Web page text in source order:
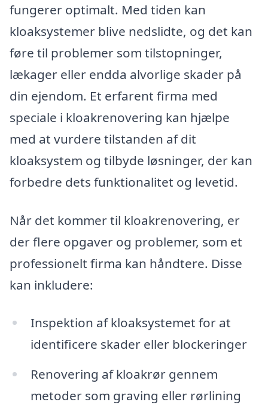
fungerer optimalt. Med tiden kan
kloaksystemer blive nedslidte, og det kan
føre til problemer som tilstopninger,
lækager eller endda alvorlige skader på
din ejendom. Et erfarent firma med
speciale i kloakrenovering kan hjælpe
med at vurdere tilstanden af dit
kloaksystem og tilbyde løsninger, der kan
forbedre dets funktionalitet og levetid.
Når det kommer til kloakrenovering, er
der flere opgaver og problemer, som et
professionelt firma kan håndtere. Disse
kan inkludere:
Inspektion af kloaksystemet for at
identificere skader eller blockeringer
Renovering af kloakrør gennem
metoder som graving eller rørlining